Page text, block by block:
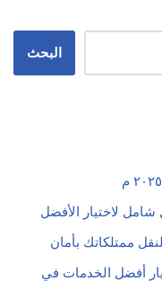
البحث
لاختيار الأفضل
ممتلكاتك بأمان
أفضل الخدمات في